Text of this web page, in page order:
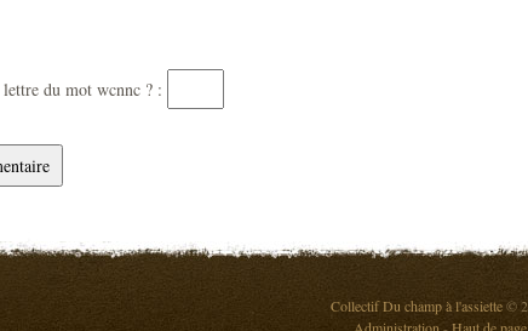
lettre du mot wcnnc ? :
Collectif Du champ à l'assiette©